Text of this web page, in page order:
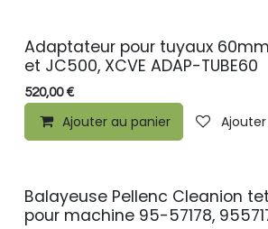
Adaptateur pour tuyaux
et JC500, XCVE ADAP-TUBE60
520,00€
Ajouter au panier
Balayeuse Pellenc Cleanion
pour machine 95-57178,